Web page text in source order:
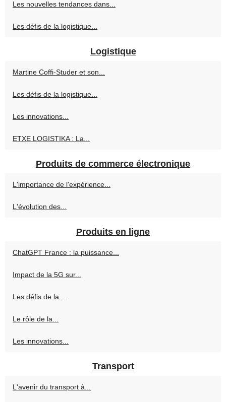
Les nouvelles tendances dans...
Les défis de la logistique...
Logistique
Martine Coffi-Studer et son...
Les défis de la logistique...
Les innovations...
ETXE LOGISTIKA : La...
Produits de commerce électronique
L'importance de l'expérience...
L'évolution des...
Produits en ligne
ChatGPT France : la puissance...
Impact de la 5G sur...
Les défis de la...
Le rôle de la...
Les innovations...
Transport
L'avenir du transport à...